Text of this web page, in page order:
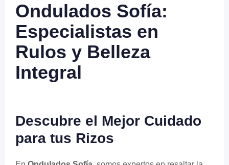
Ondulados Sofía:
Especialistas en
Rulos y Belleza
Integral
Descubre el Mejor Cuidado
para tus Rizos